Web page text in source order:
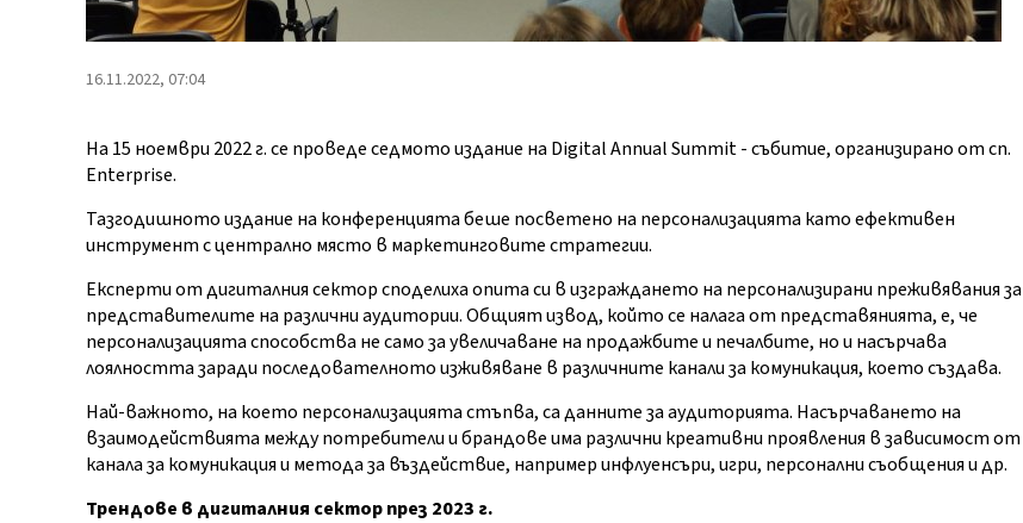
16.11.2022, 07:04
На 15 ноември 2022 г. се проведе седмото издание на Digital Annual Summit - събитие, организирано от сп.
Enterprise.
Тазгодишното издание на конференцията беше посветено на персонализацията като ефективен
инструмент с централно място в маркетинговите стратегии.
Експерти от дигиталния сектор споделиха опита си в изграждането на персонализирани преживявания за
представителите на различни аудитории. Общият извод, който се налага от представянията, е, че
персонализацията способства не само за увеличаване на продажбите и печалбите, но и насърчава
лоялността заради последователното изживяване в различните канали за комуникация, което създава.
Най-важното, на което персонализацията стъпва, са данните за аудиторията. Насърчаването на
взаимодействията между потребители и брандове има различни креативни проявления в зависимост от
канала за комуникация и метода за въздействие, например инфлуенсъри, игри, персонални съобщения и др.
Трендове в дигиталния сектор през 2023 г.